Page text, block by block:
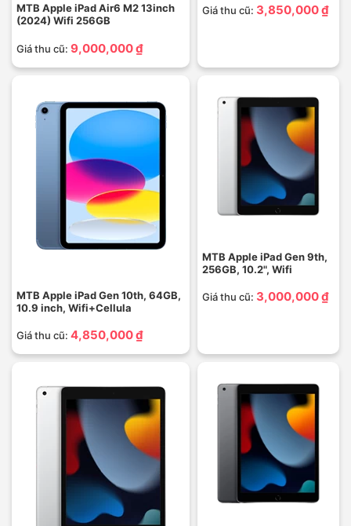
MTB Apple iPad Air6 M2 13inch
(2024) Wifi 256GB
Giá thu cũ: 9,000,000 ₫
Giá thu cũ: 3,850,000 ₫
MTB Apple iPad Gen 10th, 64GB,
10.9 inch, Wifi+Cellula
Giá thu cũ: 4,850,000 ₫
MTB Apple iPad Gen 9th,
256GB, 10.2", Wifi
Giá thu cũ: 3,000,000 ₫